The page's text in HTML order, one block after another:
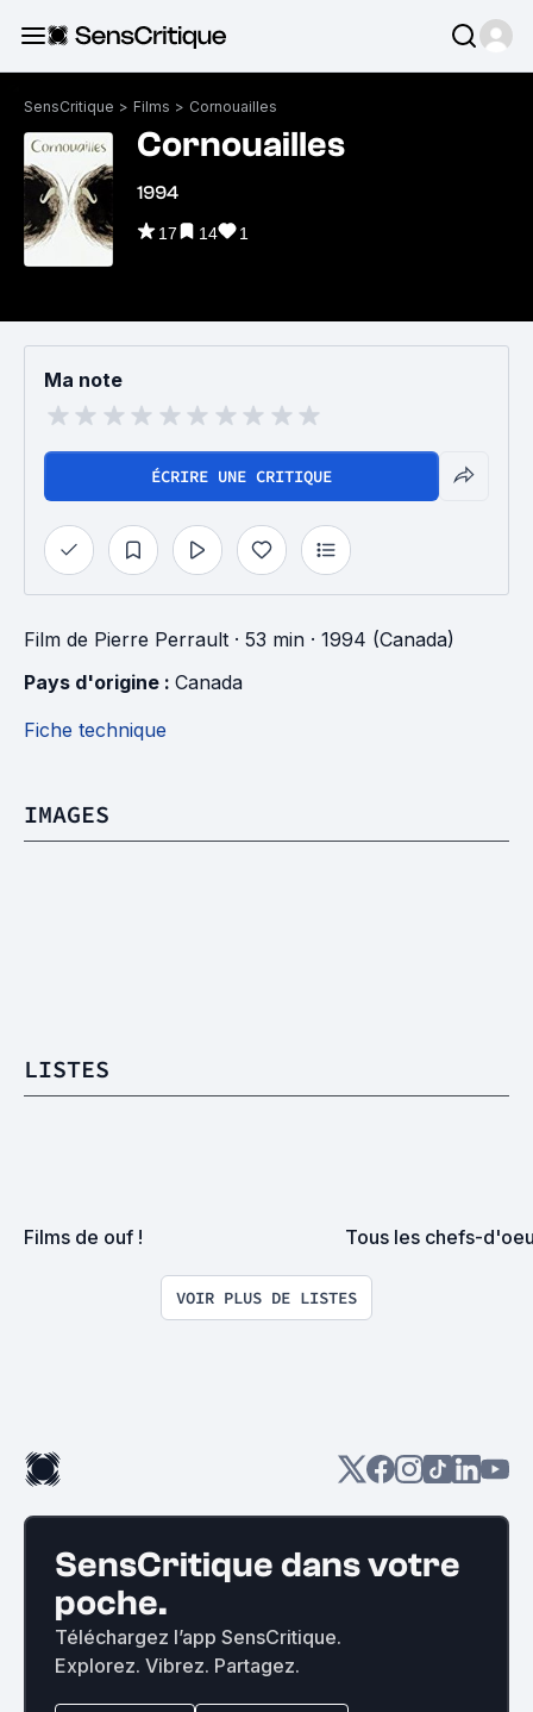
SensCritique > Films > Cornouailles
Cornouailles
1994
17 14 1
Ma note
ÉCRIRE UNE CRITIQUE
Film de Pierre Perrault · 53 min · 1994 (Canada)
Pays d'origine : Canada
Fiche technique
IMAGES
LISTES
Films de ouf ! Tous les chefs-
VOIR PLUS DE LISTES
SensCritique dans votre
poche.
Téléchargez l’app SensCritique.
Explorez. Vibrez. Partagez.